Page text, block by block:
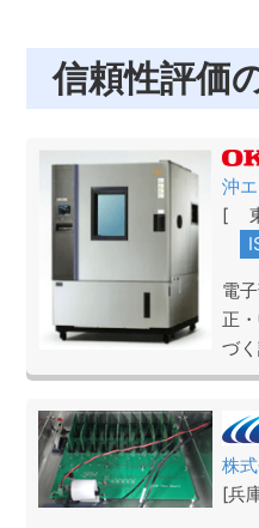
信頼性評価
沖
[
電
正
づ
株
[兵